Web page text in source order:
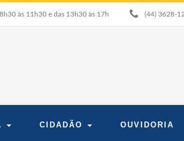
às 11h30 e das 13h30 às 17h (44) 3628-
CIDADÃO OUVIDORIA